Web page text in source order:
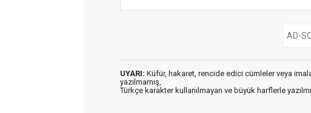
UYARI: Küfür, hakaret, rencide edici cümleler veya
yazılmamış,
Türkçe karakter kullanılmayan ve büyük harflerle